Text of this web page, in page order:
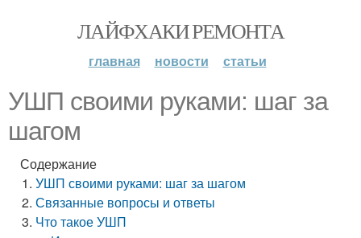
ЛАЙФХАКИ РЕМОНТА
главная новости статьи
УШП своими руками: шаг за
шагом
Содержание
УШП своими руками: шаг за шагом
Связанные вопросы и ответы
Что такое УШП